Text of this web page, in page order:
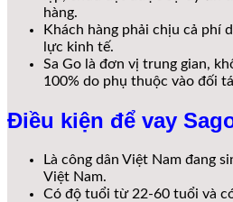
hàng.
Khách hàng phải chịu cả phí
lực kinh tế.
Sa Go là đơn vị trung gian,
100% do phụ thuộc vào đối
Điều kiện để vay
Là công dân Việt Nam đang
Việt Nam.
Có độ tuổi từ 22-60 tuổi và